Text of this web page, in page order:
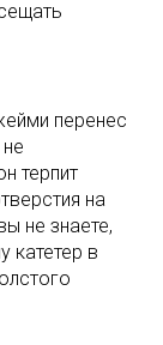
перенес
терпит
на
не знаете,
катетер в